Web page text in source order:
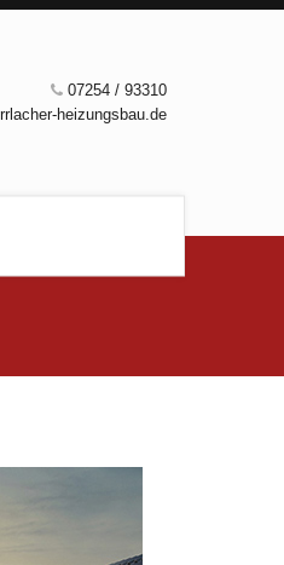
07254 / 93310
heizungsbau.de